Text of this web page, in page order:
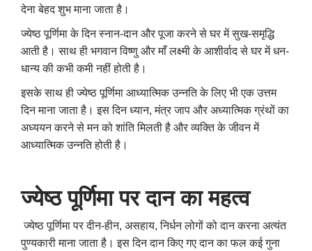
देना बेहद शुभ माना जाता है।
ज्‍येष्‍ठ पूर्णिमा के दिन स्नान-दान और पूजा करने से घर में सुख-समृद्धि
आती है। साथ ही भगवान विष्णु और माँ लक्ष्मी के आशीर्वाद से घर में धन-
धान्य की कभी कमी नहीं होती है।
इसके साथ ही ज्येष्ठ पूर्णिमा आध्यात्मिक उन्नति के लिए भी एक उत्तम
दिन माना जाता है। इस दिन ध्यान,मंत्र जाप और अध्यात्मिक ग्रंथों का
अध्ययन करने से मन को शांति मिलती है और व्यक्ति के जीवन में
आध्यात्मिक उन्नति होती है।
ज्‍येष्‍ठ पूर्णिमा पर दान का महत्व
ज्येष्ठ पूर्णिमा पर दीन-हीन, असहाय,निर्धन लोगों को दान करना अत्यंत
पुण्यकारी माना जाता है। इस दिन दान किए गए दान का फल कई गुना